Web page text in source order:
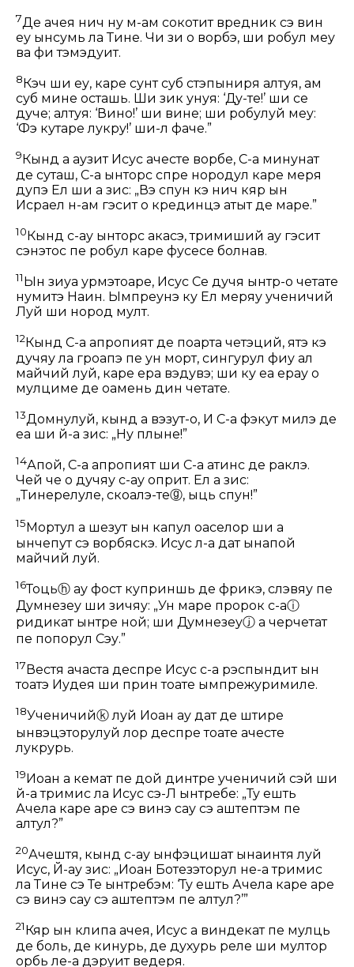
7Де ачея нич ну м-ам сокотит вредник сэ вин
еу ынсумь ла Тине. Чи зи о ворбэ, ши робул меу
ва фи тэмэдуит.
8 Кэч ши еу, каре сунт суб стэпыниря алтуя, ам
суб мине осташь. Ши зик унуя: ‘Ду-те!’ ши се
дуче; алтуя: ‘Вино!’ ши вине; ши робулуй меу:
‘Фэ кутаре лукру!’ ши-л фаче.”
9 Кынд а аузит Исус ачесте ворбе, С-а минунат
де суташ, С-а ынторс спре нородул каре мерӂя
дупэ Ел ши а зис: „Вэ спун кэ нич кяр ын
Исраел н-ам гэсит о крединцэ атыт де маре.”
10Кынд с-ау ынторс акасэ, тримиший ау гэсит
сэнэтос пе робул каре фусесе болнав.
11 Ын зиуа урмэтоаре, Исус Се дучя ынтр-о четате
нумитэ Наин. Ымпреунэ ку Ел мерӂяу ученичий
Луй ши нород мулт.
12Кынд С-а апропият де поарта четэций, ятэ кэ
дучяу ла гроапэ пе ун морт, сингурул фиу ал
майчий луй, каре ера вэдувэ; ши ку еа ерау о
мулциме де оамень дин четате.
13Домнулуй, кынд а вэзут-о, И С-а фэкут милэ де
еа ши й-а зис: „Ну плынӂе!”
14Апой, С-а апропият ши С-а атинс де раклэ.
Чей че о дучяу с-ау оприт. Ел а зис:
„Тинерелуле, скоалэ-теⓖ, ыць спун!”
15 Мортул а шезут ын капул оаселор ши а
ынчепут сэ ворбяскэ. Исус л-а дат ынапой
майчий луй.
16Тоцьⓗ ау фост куприншь де фрикэ, слэвяу пе
Думнезеу ши зичяу: „Ун маре пророк с-аⓘ
ридикат ынтре ной; ши Думнезеуⓙ а черчетат
пе попорул Сэу.”
17 Вестя ачаста деспре Исус с-а рэспындит ын
тоатэ Иудея ши прин тоате ымпрежуримиле.
18Ученичийⓚлуй Иоан ау дат де штире
ынвэцэторулуй лор деспре тоате ачесте
лукрурь.
19Иоан а кемат пе дой динтре ученичий сэй ши
й-а тримис ла Исус сэ-Л ынтребе: „Ту ешть
Ачела каре аре сэ винэ сау сэ аштептэм пе
алтул?”
20Ачештя, кынд с-ау ынфэцишат ынаинтя луй
Исус, Й-ау зис: „Иоан Ботезэторул не-а тримис
ла Тине сэ Те ынтребэм: ‘Ту ешть Ачела каре аре
сэ винэ сау сэ аштептэм пе алтул?’”
21 Кяр ын клипа ачея, Исус а виндекат пе мулць
де боль, де кинурь, де духурь реле ши мултор
орбь ле-а дэруит ведеря.